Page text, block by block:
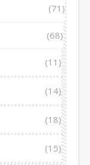
(71)
(68)
(11)
(14)
(18)
(15)